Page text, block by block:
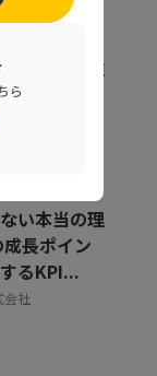
回収の「誰
にある...
シーズ
い本当の理
長ポイン
るKPI...
会社
ら